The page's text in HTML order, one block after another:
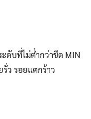
ดับที่ไม่ต่ำกว่าขีด MIN
ว รอยแตกร้าว